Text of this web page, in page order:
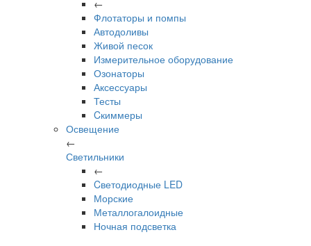
←
Флотаторы и помпы
Автодоливы
Живой песок
Измерительное оборудование
Озонаторы
Аксессуары
Тесты
Cкиммеры
Освещение
←
Светильники
←
Cветодиодные LED
Морские
Металлогалоидные
Ночная подсветка